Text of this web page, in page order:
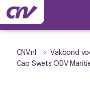
CNV.nl Vakbond
Cao Swets ODV